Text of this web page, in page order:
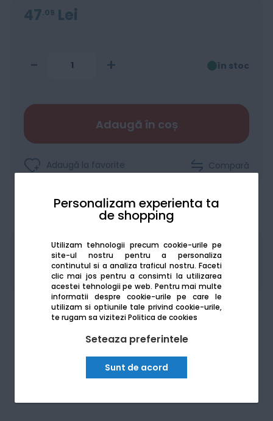
Personalizam experienta ta
de shopping
Utilizam tehnologii precum cookie-urile pe
site-ul nostru pentru a personaliza
continutul si a analiza traficul nostru. Faceti
clic mai jos pentru a consimti la utilizarea
acestei tehnologii pe web. Pentru mai multe
informatii despre cookie-urile pe care le
utilizam si optiunile tale privind cookie-urile,
te rugam sa viziteziPolitica de cookies
Seteaza preferintele
Sunt de acord
47 09 Lei
- + în stoc
Adaugă în coș
Adaugă la favorite Compară
Produsele sunt disponibile pe platforma de
achizitii publiceSEAP/SICAP
Am nevoie de ajutor